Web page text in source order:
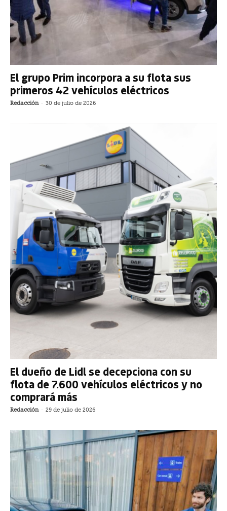
El grupo Prim incorpora a su flota sus
primeros 42 vehículos eléctricos
Redacción - 30 de julio de 2026
El dueño de Lidl se decepciona con su
flota de 7.600 vehículos eléctricos y no
comprará más
Redacción - 29 de julio de 2026